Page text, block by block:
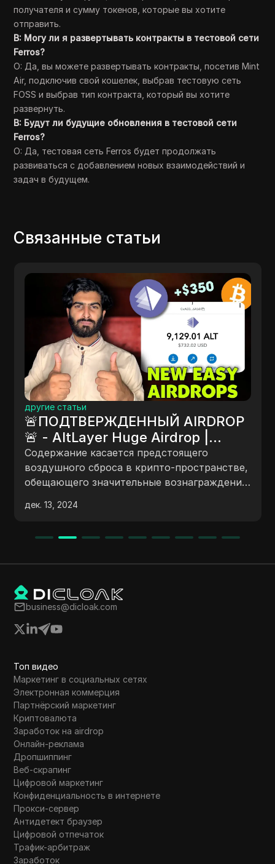
получателя и сумму токенов, которые вы хотите
отправить.
В: Могу ли я развертывать контракты в тестовой сети
Ferros?
О: Да, вы можете развертывать контракты, посетив Mint
Air, подключив свой кошелек, выбрав тестовую сеть
FOSS и выбрав тип контракта, который вы хотите
развернуть.
В: Будут ли будущие обновления в тестовой сети
Ferros?
О: Да, тестовая сеть Ferros будет продолжать
развиваться с добавлением новых взаимодействий и
задач в будущем.
Связанные статьи
другие статьи
🚨ПОДТВЕРЖДЕННЫЙ AIRDROP
🚨 - AltLayer Huge Airdrop |
Altlayer Confirmed Crypto
Airdrop #cryptoairdroptoday
Содержание касается предстоящего
воздушного сброса в крипто-пространстве,
обещающего значительные вознаграждения
пошаговое руководство о том, как
выполнить задания и запросить токены.
Discord и использование Metamask для
транзакций кошелька.
дек. 13, 2024
business@dicloak.com
Топ видео
Маркетинг в социальных сетях
Электронная коммерция
Партнёрский маркетинг
Криптовалюта
Заработок на airdrop
Онлайн-реклама
Дропшиппинг
Веб-скрапинг
Цифровой маркетинг
Конфиденциальность в интернете
Прокси-сервер
Антидетект браузер
Цифровой отпечаток
Трафик-арбитраж
Заработок